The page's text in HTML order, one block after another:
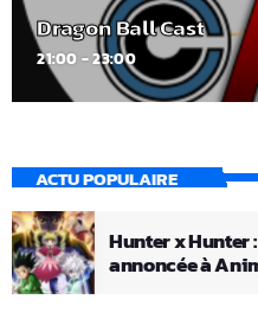
Dragon Ball Cast
21:00 - 23:00
ACTU POPULAIRE
Hunter x Hunter
annoncée à